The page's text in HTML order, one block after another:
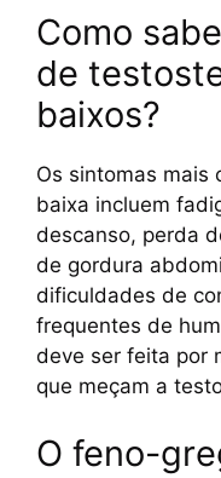
Como
de
baixos?
Os sintomas mais
baixa incluem
descanso, perda
de gordura
dificuldades de
frequentes de
deve ser feita por
que meçam a
O feno-